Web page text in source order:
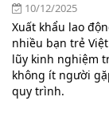
10/12/2025
Xuất khẩu lao
nhiều bạn trẻ
lũy kinh nghiệm
không ít người
quy trình.